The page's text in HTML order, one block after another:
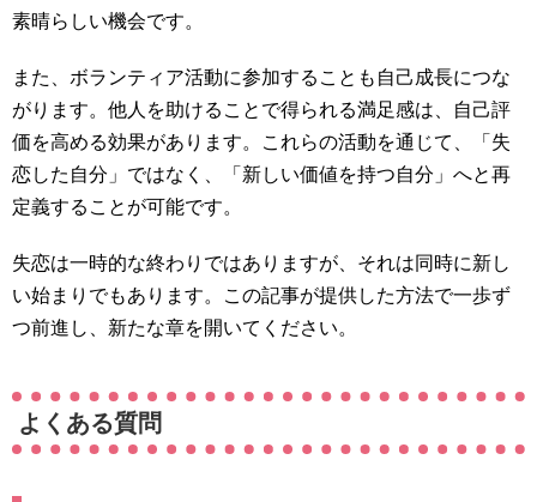
素晴らしい機会です。
また、ボランティア活動に参加することも自己成長につな
がります。他人を助けることで得られる満足感は、自己評
価を高める効果があります。これらの活動を通じて、「失
恋した自分」ではなく、「新しい価値を持つ自分」へと再
定義することが可能です。
失恋は一時的な終わりではありますが、それは同時に新し
い始まりでもあります。この記事が提供した方法で一歩ず
つ前進し、新たな章を開いてください。
よくある質問